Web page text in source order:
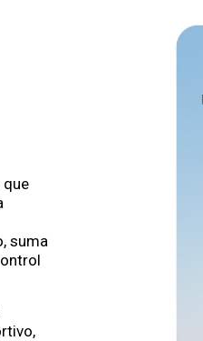
suma